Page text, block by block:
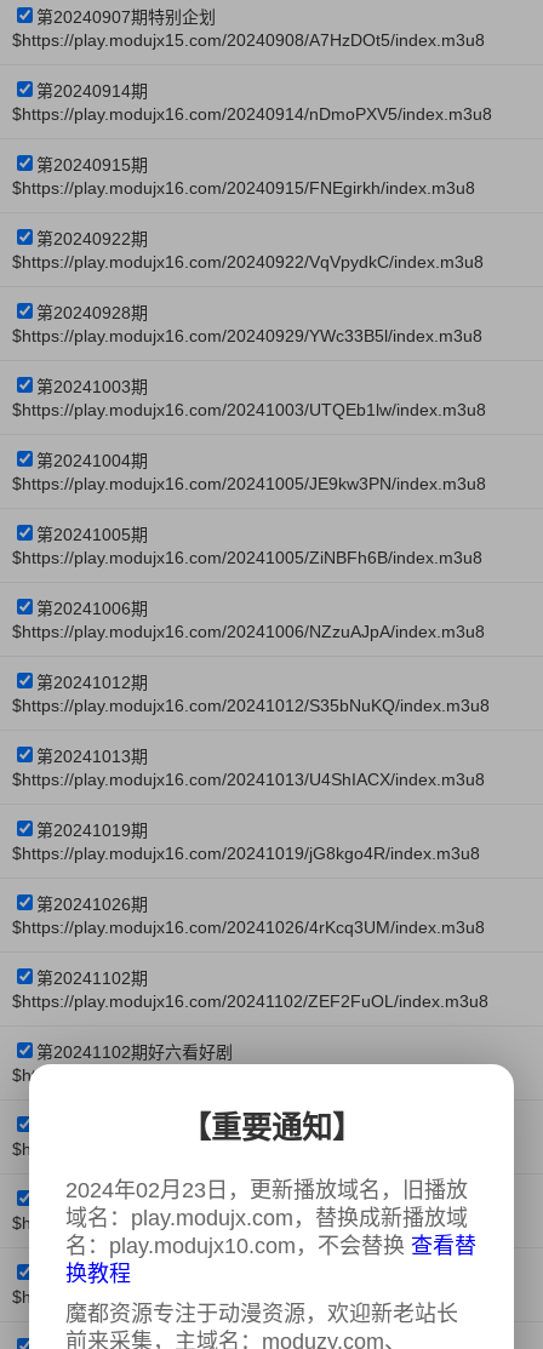
第20240907期特别企划
$https://play.modujx15.com/20240908/A7HzDOt5/index.m3u8
第20240914期
$https://play.modujx16.com/20240914/nDmoPXV5/index.m3u8
第20240915期
$https://play.modujx16.com/20240915/FNEgirkh/index.m3u8
第20240922期
$https://play.modujx16.com/20240922/VqVpydkC/index.m3u8
第20240928期
$https://play.modujx16.com/20240929/YWc33B5l/index.m3u8
第20241003期
$https://play.modujx16.com/20241003/UTQEb1lw/index.m3u8
第20241004期
$https://play.modujx16.com/20241005/JE9kw3PN/index.m3u8
第20241005期
$https://play.modujx16.com/20241005/ZiNBFh6B/index.m3u8
第20241006期
$https://play.modujx16.com/20241006/NZzuAJpA/index.m3u8
第20241012期
$https://play.modujx16.com/20241012/S35bNuKQ/index.m3u8
第20241013期
$https://play.modujx16.com/20241013/U4ShIACX/index.m3u8
第20241019期
$https://play.modujx16.com/20241019/jG8kgo4R/index.m3u8
第20241026期
$https://play.modujx16.com/20241026/4rKcq3UM/index.m3u8
第20241102期
$https://play.modujx16.com/20241102/ZEF2FuOL/index.m3u8
第20241102期好六看好剧
$https://play.modujx16.com/20241102/1Z8QF1or/index.m3u8
$https://play.modujx16.com/20241103/kVZSo3zJ/index.m3u8
第20241104期
$https://play.modujx16.com/20241104/xrseHLCr/index.m3u8
第20241109期
$https://play.modujx16.com/20241109/kLEXMuEs/index.m3u8
【重要通知】
2024年02月23日，更新播放域名，旧播放
域名：play.modujx.com，替换成新播放域
名：play.modujx10.com，不会替换 查看替
换教程
魔都资源专注于动漫资源，欢迎新老站长
前来采集，主域名：moduzy.com、